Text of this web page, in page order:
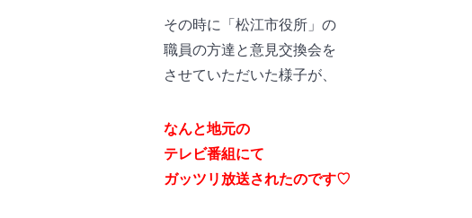
その時に「松江市役所」の
職員の方達と意見交換会を
させていただいた様子が、
なんと地元の
テレビ番組にて
ガッツリ放送されたのです♡